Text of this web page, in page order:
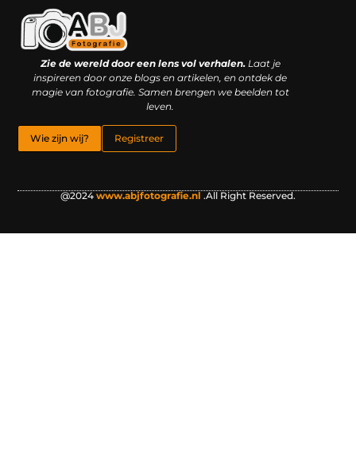
Zie de wereld door een lens vol verhalen.Laat je
inspireren door onze blogs en artikelen, en ontdek de
magie van fotografie. Samen brengen we beelden tot
leven.
Wie zijn wij? Registreer
@2024 www.abjfotografie.nl .All Right Reserved.